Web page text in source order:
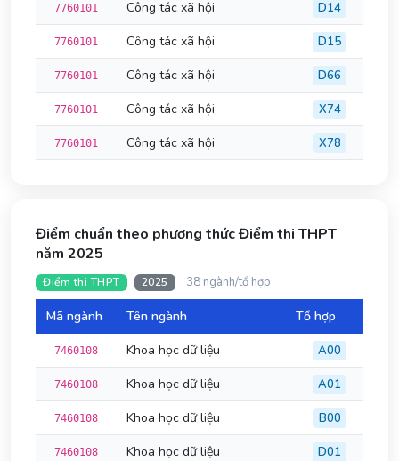
7760101 Công tác xã hội D14
7760101 Công tác xã hội D15
7760101 Công tác xã hội D66
7760101 Công tác xã hội X74
7760101 Công tác xã hội X78
Điểm chuẩn theo phương thức Điểm thi THPT
năm 2025
Điểm thi THPT 2025 38 ngành/tổ hợp
Mã ngành Tên ngành Tổ hợp
7460108 Khoa học dữ liệu A00
7460108 Khoa học dữ liệu A01
7460108 Khoa học dữ liệu B00
7460108 Khoa học dữ liệu D01